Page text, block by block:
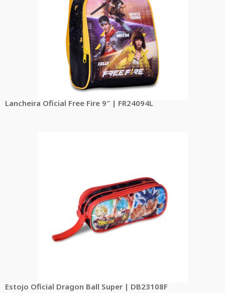
Lancheira Oficial Free Fire 9″ | FR24094L
Estojo Oficial Dragon Ball Super | DB23108F